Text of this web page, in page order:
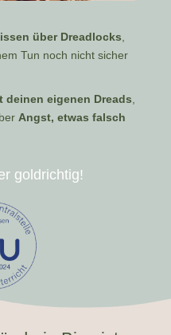
über Dreadlocks,
Tun noch nicht sicher
deinen eigenen Dreads,
Angst, etwas falsch
goldrichtig!